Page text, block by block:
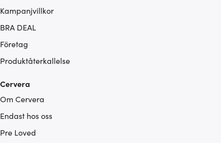
Kampanjvillkor
BRA DEAL
Företag
Produktåterkallelse
Cervera
Om Cervera
Endast hos oss
Pre Loved